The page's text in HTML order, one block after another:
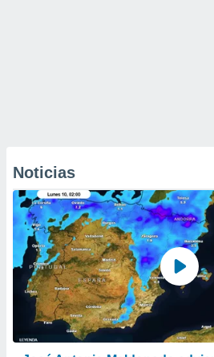
Noticias